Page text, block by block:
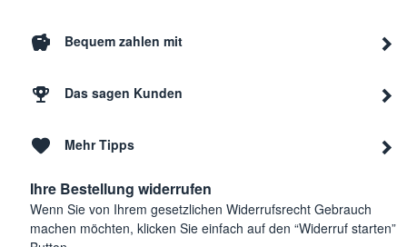
Bequem zahlen mit
Das sagen Kunden
Mehr Tipps
Ihre Bestellung widerrufen
Wenn Sie von Ihrem gesetzlichen Widerrufsrecht Gebrauch
machen möchten, klicken Sie einfach auf den “Widerruf starten”